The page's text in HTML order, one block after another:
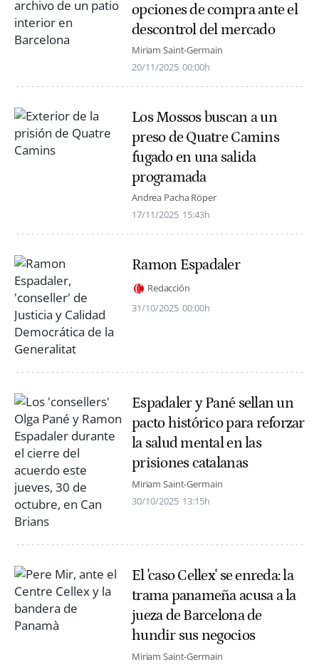
opciones de compra ante el
descontrol del mercado
Miriam Saint-Germain
20/11/2025 00:00h
Los Mossos buscan a un
preso de Quatre Camins
fugado en una salida
programada
Andrea Pacha Röper
17/11/2025 15:43h
Ramon Espadaler
Redacción
31/10/2025 00:00h
Espadaler y Pané sellan un
pacto histórico para reforzar
la salud mental en las
prisiones catalanas
Miriam Saint-Germain
30/10/2025 13:15h
El 'caso Cellex' se enreda: la
trama panameña acusa a la
jueza de Barcelona de
hundir sus negocios
Miriam Saint-Germain